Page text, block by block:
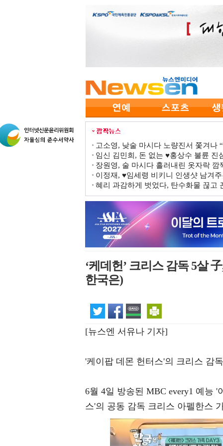
고소영, 낮술 마시다 노량진서 쫓겨나
임신 김민희, 돈 없는 ♥홍상수 불륜
장원영, 술 마시다 흘러내린 옷자락
이정재, ♥임세령 비키니 인생샷 남겨
혜리 과감하게 벗었다, 탄수화물 끊고
‘케데헌’ 크리스 감독 5살
한국은)
[뉴스엔 서유나 기자]
'케이팝 데몬 헌터스'의 크리스 감
6월 4일 방송된 MBC every1 예능
스'의 공동 감독 크리스 아펠한스